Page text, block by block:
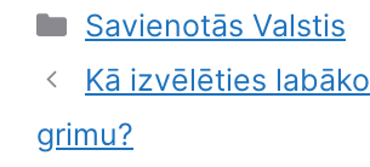
Categories
Savienotās Valstis
Kā izvēlēties
grimu?